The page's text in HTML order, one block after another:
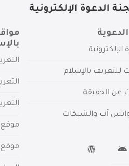
الدعوة الإلكترونية
الإلكترونية
للتعريف بالإسلام
عن الحقيقة
آب والشبكات
موقع
موقع